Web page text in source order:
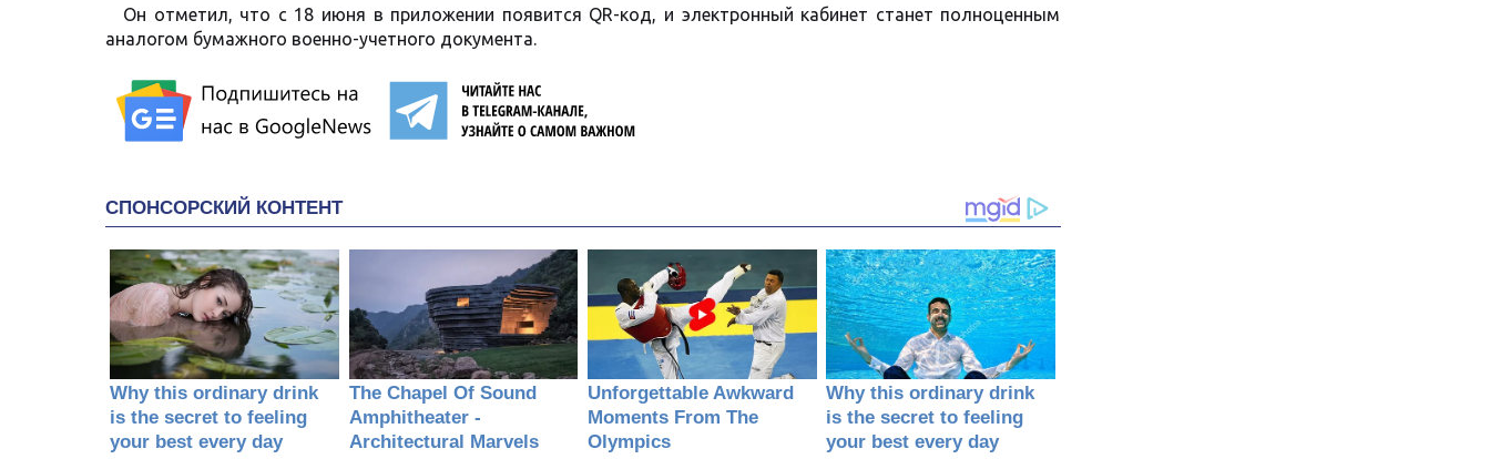
Он отметил, что с 18 июня в приложении появится QR-код, и электронный кабинет станет полноценным
аналогом бумажного военно-учетного документа.